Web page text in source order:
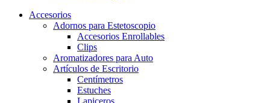
Accesorios
Adornos para Estetoscopio
Accesorios Enrollables
Clips
Aromatizadores para Auto
Artículos de Escritorio
Centímetros
Estuches
Lapiceros